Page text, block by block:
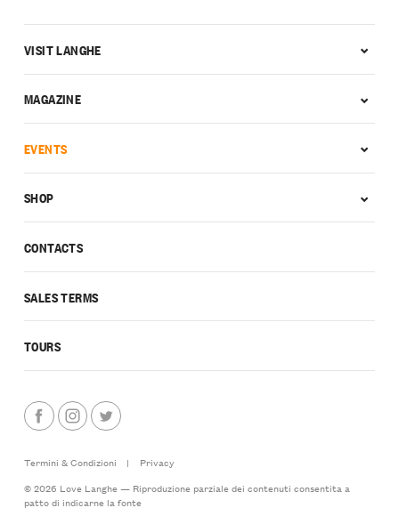
CONTACTS
SALES TERMS
TOURS
VISIT LANGHE
MAGAZINE
EVENTS
SHOP
Termini & Condizioni |
Privacy
© 2026 Love Langhe — Riproduzione parziale dei contenuti consentita a
patto di indicarne la fonte